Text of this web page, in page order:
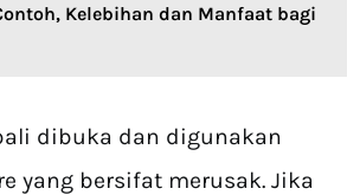
Kelebihan dan Manfaat bagi
dibuka dan digunakan
yang bersifat merusak. Jika